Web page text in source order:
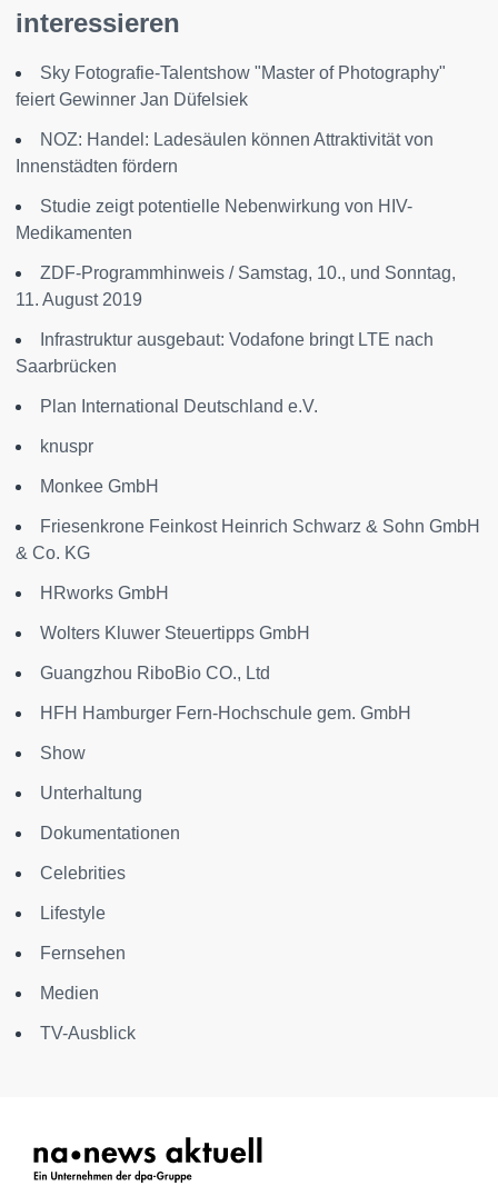
interessieren
Sky Fotografie-Talentshow "Master of Photography"
feiert Gewinner Jan Düfelsiek
NOZ: Handel: Ladesäulen können Attraktivität von
Innenstädten fördern
Studie zeigt potentielle Nebenwirkung von HIV-
Medikamenten
ZDF-Programmhinweis / Samstag, 10., und Sonntag,
11. August 2019
Infrastruktur ausgebaut: Vodafone bringt LTE nach
Saarbrücken
Plan International Deutschland e.V.
knuspr
Monkee GmbH
Friesenkrone Feinkost Heinrich Schwarz & Sohn GmbH
& Co. KG
HRworks GmbH
Wolters Kluwer Steuertipps GmbH
Guangzhou RiboBio CO., Ltd
HFH Hamburger Fern-Hochschule gem. GmbH
Show
Unterhaltung
Dokumentationen
Celebrities
Lifestyle
Fernsehen
Medien
TV-Ausblick